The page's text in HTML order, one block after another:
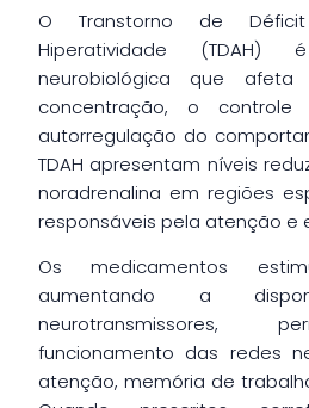
O Transtorno de
Hiperatividade
neurobiológica que
concentração, o
autorregulação do
TDAH apresentam níveis
noradrenalina em regiões
responsáveis pela atenção e
Os medicamentos
aumentando a
neurotransmissores,
funcionamento das redes
atenção, memória de